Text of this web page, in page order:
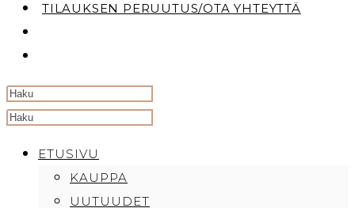
TILAUKSEN PERUUTUS/OTA YHTEYTTÄ
Search
websiteETUSIVU
KAUPPA
UUTUUDET